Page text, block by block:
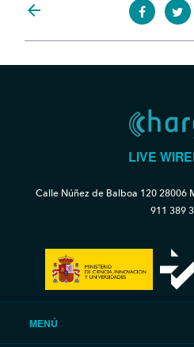
arrow_back
LIVE
Calle Núñez de Balboa 12028006
911 389
MENÚ